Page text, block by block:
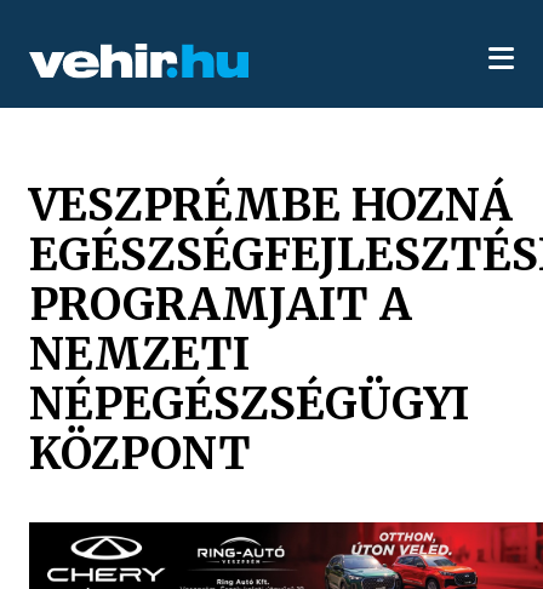
VESZPRÉMBE HOZNÁ
PROGRAMJAIT A
NEMZETI
NÉPEGÉSZSÉGÜGYI
KÖZPONT